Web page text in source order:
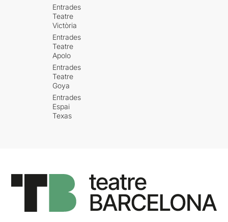
Entrades
Teatre
Victòria
Entrades
Teatre
Apolo
Entrades
Teatre
Goya
Entrades
Espai
Texas